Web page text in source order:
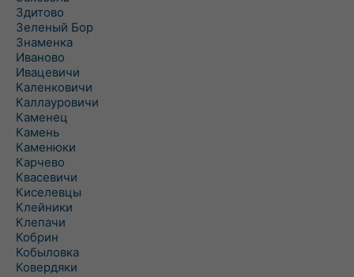
Здитово
Зеленый Бор
Знаменка
Иваново
Ивацевичи
Каленковичи
Каллауровичи
Каменец
Камень
Каменюки
Карчево
Квасевичи
Киселевцы
Клейники
Клепачи
Кобрин
Кобыловка
Ковердяки